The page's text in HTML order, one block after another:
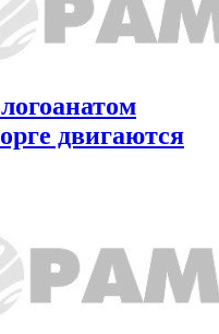
двигаются